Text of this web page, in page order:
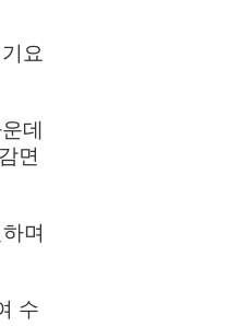
요
데
면
며
수